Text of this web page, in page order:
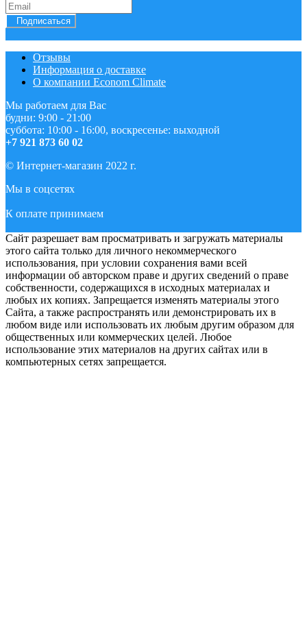
Подписаться
Отзывы
Информация о доставке
О компании Econom Climate
Мы работаем для Вас
будни: 9:00 - 21:00
суббота: 10:00 - 16:00, воскресенье: выходной
+7 921 873 60 02
© Интернет-магазин 2022 г.
Мы в соцсетях
К оплате принимаем
Сайт разрешает вам просматривать и загружать материалы
этого сайта только для личного некоммерческого
использования, при условии сохранения вами всей
информации об авторском праве и других сведений о праве
собственности, содержащихся в исходных материалах и
любых их копиях. Запрещается изменять материалы этого
Сайта, а также распространять или демонстрировать их в
любом виде или использовать их любым другим образом для
общественных или коммерческих целей. Любое
использование этих материалов на других сайтах или в
компьютерных сетях запрещается.